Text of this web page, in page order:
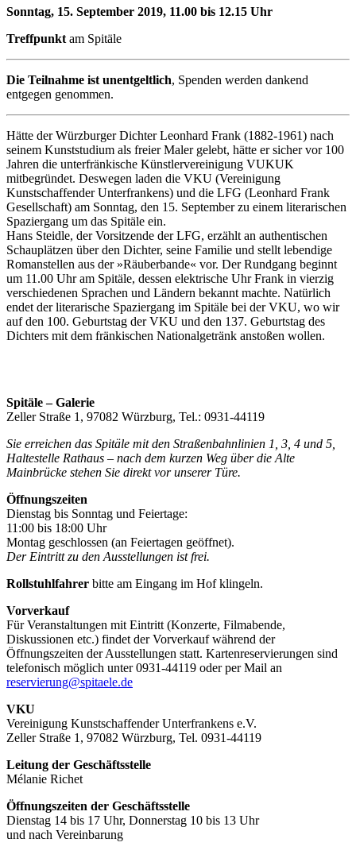
Sonntag, 15. September 2019, 11.00 bis 12.15 Uhr
Treffpunkt am Spitäle
Die Teilnahme ist unentgeltlich, Spenden werden dankend
entgegen genommen.
Hätte der Würzburger Dichter Leonhard Frank (1882-1961) nach
seinem Kunststudium als freier Maler gelebt, hätte er sicher vor 100
Jahren die unterfränkische Künstlervereinigung VUKUK
mitbegründet. Deswegen laden die VKU (Vereinigung
Kunstschaffender Unterfrankens) und die LFG (Leonhard Frank
Gesellschaft) am Sonntag, den 15. September zu einem literarischen
Spaziergang um das Spitäle ein.
Hans Steidle, der Vorsitzende der LFG, erzählt an authentischen
Schauplätzen über den Dichter, seine Familie und stellt lebendige
Romanstellen aus der »Räuberbande« vor. Der Rundgang beginnt
um 11.00 Uhr am Spitäle, dessen elektrische Uhr Frank in vierzig
verschiedenen Sprachen und Ländern bekannt machte. Natürlich
endet der literarische Spaziergang im Spitäle bei der VKU, wo wir
auf den 100. Geburtstag der VKU und den 137. Geburtstag des
Dichters mit dem fränkischen Nationalgetränk anstoßen wollen.
Spitäle – Galerie
Zeller Straße 1, 97082 Würzburg, Tel.: 0931-44119
Sie erreichen das Spitäle mit den Straßenbahnlinien 1, 3, 4 und 5,
Haltestelle Rathaus – nach dem kurzen Weg über die Alte
Mainbrücke stehen Sie direkt vor unserer Türe.
Öffnungszeiten
Dienstag bis Sonntag und Feiertage:
11:00 bis 18:00 Uhr
Montag geschlossen (an Feiertagen geöffnet).
Der Eintritt zu den Ausstellungen ist frei.
Rollstuhlfahrer bitte am Eingang im Hof klingeln.
Vorverkauf
Für Veranstaltungen mit Eintritt (Konzerte, Filmabende,
Diskussionen etc.) findet der Vorverkauf während der
Öffnungszeiten der Ausstellungen statt. Kartenreservierungen sind
telefonisch möglich unter 0931-44119 oder per Mail an
reservierung@spitaele.de
VKU
Vereinigung Kunstschaffender Unterfrankens e.V.
Zeller Straße 1, 97082 Würzburg, Tel. 0931-44119
Leitung der Geschäftsstelle
Mélanie Richet
Öffnungszeiten der Geschäftsstelle
Dienstag 14 bis 17 Uhr, Donnerstag 10 bis 13 Uhr
und nach Vereinbarung